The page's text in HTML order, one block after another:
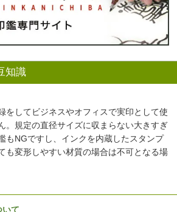
知識
をしてビジネスやオフィスで実印として使
。規定の直径サイズに収まらない大きすぎ
もNGですし、インクを内蔵したスタンプ
も変形しやすい材質の場合は不可となる場
いて